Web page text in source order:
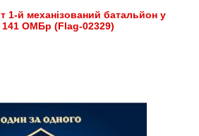
1-й механізований батальйон у
141 ОМБр (Flag-02329)